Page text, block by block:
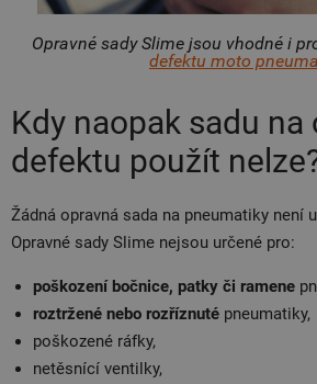
Opravné sady Slime jsou vhodné i
defektu moto
Kdy naopak sadu na
defektu použít
Žádná opravná sada na pneumatiky není
Opravné sady Slime nejsou určené pro:
poškození bočnice, patky či ramene
roztržené nebo rozříznuté pneumatiky,
poškozené ráfky,
netěsnící ventilky,